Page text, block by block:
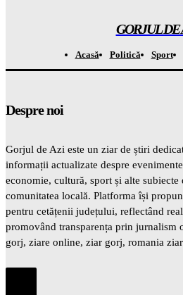
GORJUL DE
Acasă Politică Sport
Despre noi
Gorjul de Azi este un ziar de știri
informații actualizate despre
economie, cultură, sport și alte subiecte
comunitatea locală. Platforma își
pentru cetățenii județului, reflectând
promovând transparența prin jurnalism
gorj, ziare online, ziar gorj, romania